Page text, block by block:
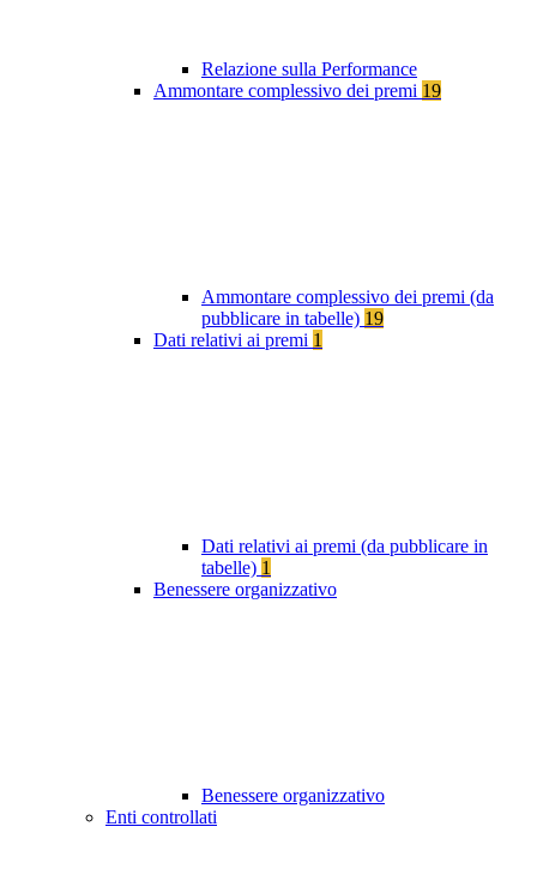
Relazione sulla Performance
Ammontare complessivo dei premi 19
Ammontare complessivo dei premi (da
pubblicare in tabelle) 19
Dati relativi ai premi 1
Dati relativi ai premi (da pubblicare in
tabelle) 1
Benessere organizzativo
Benessere organizzativo
Enti controllati